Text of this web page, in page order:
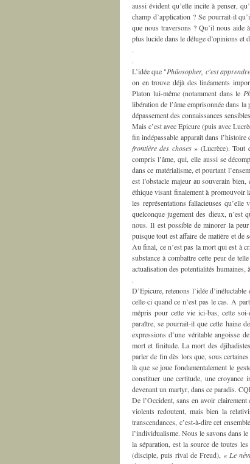
aussi évident qu’elle incite à penser,
champ d’application ? Se pourrait-il
que nous traversons ? Qu’il nous
plus lucide dans le déluge d’opinions et
.
.
L’idée que "Philosopher, c'est
on en trouve déjà des linéaments
Platon lui-même (notamment dans le
libération de l’âme emprisonnée dans
dépassement des connaissances
Mais c’est avec Epicure (puis avec
fin indépassable apparaît dans
frontière des choses» (Lucrèce). Tout
compris l’âme, qui, elle aussi se
dans ce matérialisme, et pourtant
est l’obstacle majeur au souverain
éthique visant finalement à promouvoir
les représentations fallacieuses qu’elle
quelconque jugement des dieux, n’est
nous. Il est possible de minorer la
puisque tout est affaire de matière et de
Au final, ce n’est pas la mort qui est à
substance à combattre cette peur de
actualisation des potentialités humaines,
.
D’Epicure, retenons l’idée
celle-ci quand ce n’est pas le cas. A
mépris pour cette vie ici-bas, cette
paraître, se pourrait-il que cette haine
expressions d’une véritable angoisse
mort et finitude. La mort des
parler de fin dès lors que, sous
là que se joue fondamentalement le
constituer une certitude, une croyance
devenant un martyr, dans ce paradis.
De l’Occident, sans en avoir clairement
violents redoutent, mais bien la
transcendances, c’est-à-dire cet
l’individualisme. Nous le savons dans
la séparation, est la source de toutes
(disciple, puis rival de Freud), « Le